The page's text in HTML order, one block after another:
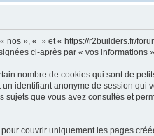
», « » et « https://r2builders.fr/
ci-après par « vos informations
nombre de cookies qui sont de
identifiant anonyme de session qui
que vous avez consultés et
couvrir uniquement les pages